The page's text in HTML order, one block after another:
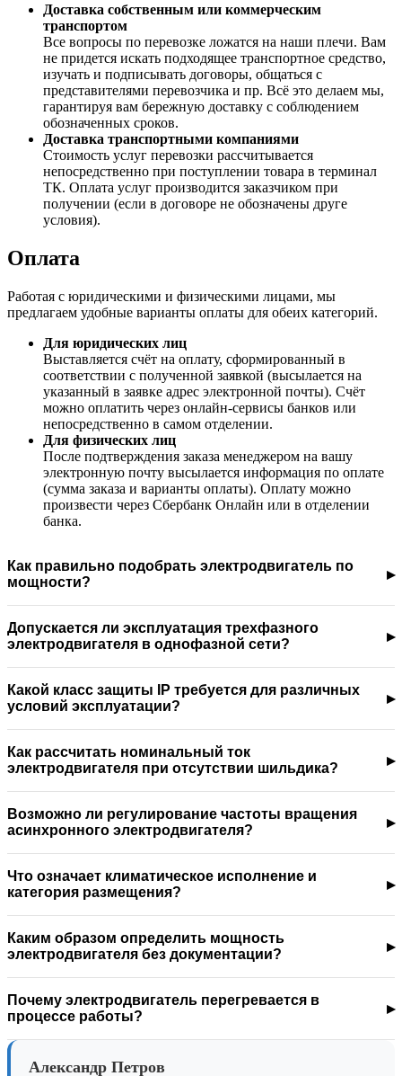
Доставка собственным или коммерческим
транспортом
Все вопросы по перевозке ложатся на наши плечи. Вам
не придется искать подходящее транспортное средство,
изучать и подписывать договоры, общаться с
представителями перевозчика и пр. Всё это делаем мы,
гарантируя вам бережную доставку с соблюдением
обозначенных сроков.
Доставка транспортными компаниями
Стоимость услуг перевозки рассчитывается
непосредственно при поступлении товара в терминал
ТК. Оплата услуг производится заказчиком при
получении (если в договоре не обозначены друге
условия).
Оплата
Работая с юридическими и физическими лицами, мы
предлагаем удобные варианты оплаты для обеих категорий.
Для юридических лиц
Выставляется счёт на оплату, сформированный в
соответствии с полученной заявкой (высылается на
указанный в заявке адрес электронной почты). Счёт
можно оплатить через онлайн-сервисы банков или
непосредственно в самом отделении.
Для физических лиц
После подтверждения заказа менеджером на вашу
электронную почту высылается информация по оплате
(сумма заказа и варианты оплаты). Оплату можно
произвести через Сбербанк Онлайн или в отделении
банка.
Как правильно подобрать электродвигатель по
мощности?
Допускается ли эксплуатация трехфазного
электродвигателя в однофазной сети?
Какой класс защиты IP требуется для различных
условий эксплуатации?
Как рассчитать номинальный ток
электродвигателя при отсутствии шильдика?
Возможно ли регулирование частоты вращения
асинхронного электродвигателя?
Что означает климатическое исполнение и
категория размещения?
Каким образом определить мощность
электродвигателя без документации?
Почему электродвигатель перегревается в
процессе работы?
Александр Петров